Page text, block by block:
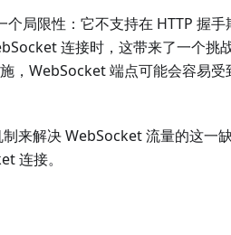
局限性：它不支持在 HTTP 握
连接时，这带来了一个挑
，WebSocket 端点可能会容易
来解决 WebSocket 流量的这一
连接。